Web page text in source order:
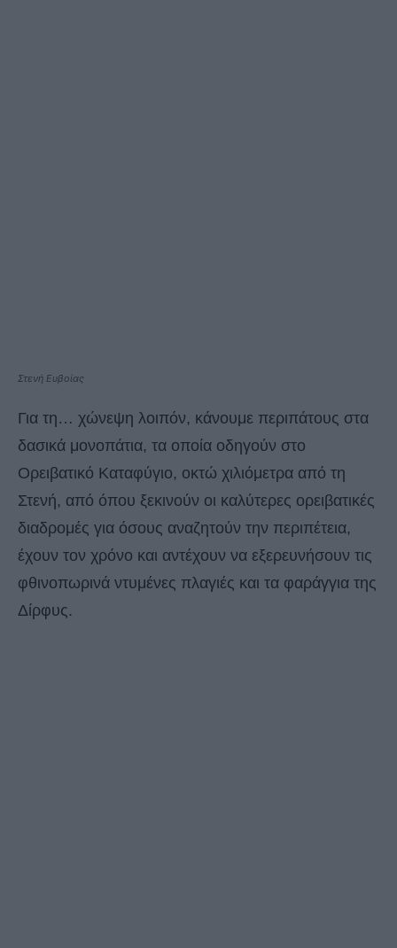
Στενή Ευβοίας
Για τη… χώνεψη λοιπόν, κάνουμε περιπάτους στα
δασικά μονοπάτια, τα οποία οδηγούν στο
Ορειβατικό Καταφύγιο, οκτώ χιλιόμετρα από τη
Στενή, από όπου ξεκινούν οι καλύτερες ορειβατικές
διαδρομές για όσους αναζητούν την περιπέτεια,
έχουν τον χρόνο και αντέχουν να εξερευνήσουν τις
φθινοπωρινά ντυμένες πλαγιές και τα φαράγγια της
Δίρφυς.